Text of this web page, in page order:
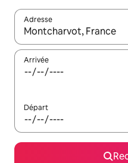
Adresse
Lorsque les résultats
Arrivée
Départ